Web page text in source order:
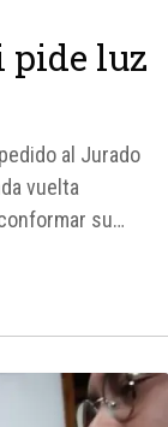
pide luz
al Jurado
vuelta
su